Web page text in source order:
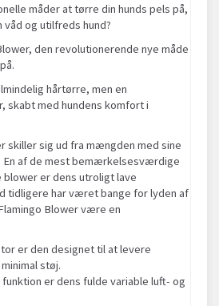
måder at tørre din hunds pels på,
og utilfreds hund?
den revolutionerende nye måde
hårtørre, men en
skabt med hundens komfort i
skiller sig ud fra mængden med sine
En af de mest bemærkelsesværdige
er dens utroligt lave
tidligere har været bange for lyden af
Blower være en
er den designet til at levere
støj.
er dens fulde variable luft- og